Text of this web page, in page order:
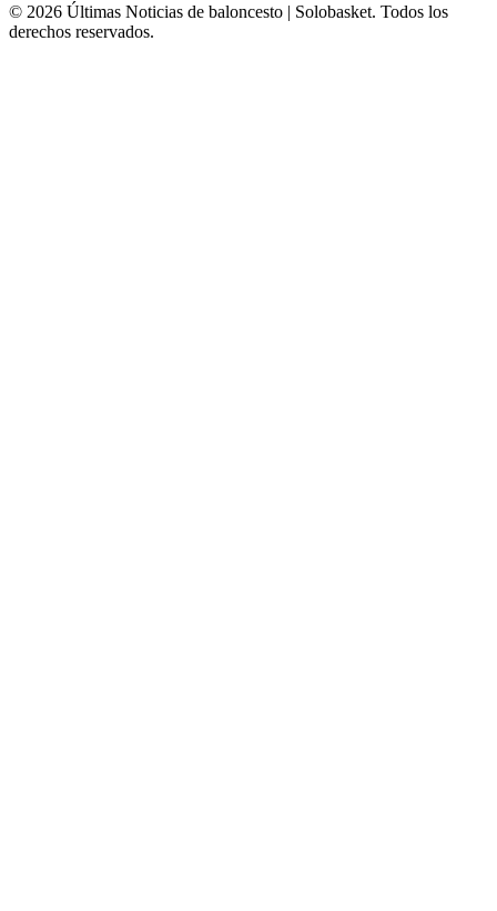
© 2026 Últimas Noticias de baloncesto | Solobasket. Todos los
derechos reservados.